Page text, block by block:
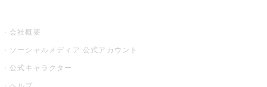
会社概要
ソーシャルメディア 公式アカウント
公式キャラクター